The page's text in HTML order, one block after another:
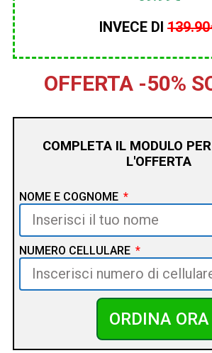
INVECE DI 139.90
OFFERTA -50%
COMPLETA IL MODULO
L'OFFERTA
NOME E COGNOME
NUMERO CELLULARE
ORDINA ORA